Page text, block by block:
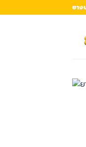
to
ยาง